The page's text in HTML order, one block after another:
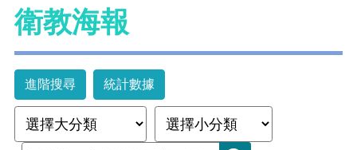
衛教海報
進階搜尋 統計數據